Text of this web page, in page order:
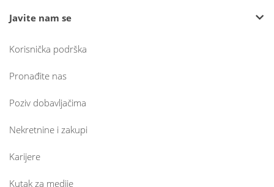
Javite nam se
Korisnička podrška
Pronađite nas
Poziv dobavljačima
Nekretnine i zakupi
Karijere
Kutak za medije